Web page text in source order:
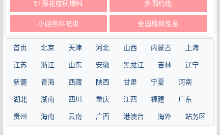
51探花楼凤爆料 外围约炮
小姐黑料吃瓜 全国楼凤性息
首页 北京 天津 河北 山西 内蒙古
上海
江苏
浙江 山东 安徽 黑龙江 吉林
辽宁
新疆
青海 西藏 陕西 甘肃 宁夏
河南
湖北
湖南 四川 重庆 江西 福建
广东
贵州
海南 云南 广西 港澳台 海外 站务区